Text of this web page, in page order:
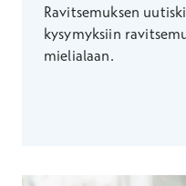
Ravitsemuksen
kysymyksiin
mielialaan.